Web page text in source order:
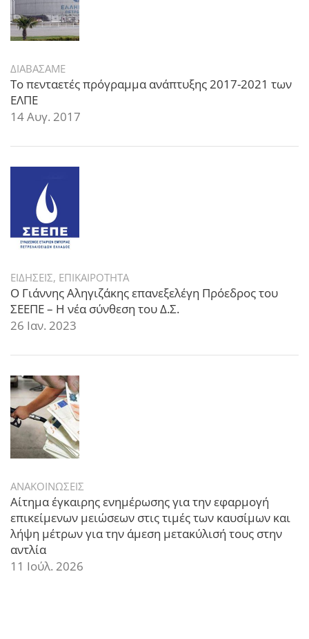
ΔΙΑΒΑΣΑΜΕ
Το πενταετές πρόγραμμα ανάπτυξης 2017-2021 των
ΕΛΠΕ
14 Αυγ. 2017
ΕΙΔΗΣΕΙΣ, ΕΠΙΚΑΙΡΟΤΗΤΑ
Ο Γιάννης Αληγιζάκης επανεξελέγη Πρόεδρος του
ΣΕΕΠΕ – Η νέα σύνθεση του Δ.Σ.
26 Ιαν. 2023
ΑΝΑΚΟΙΝΩΣΕΙΣ
Αίτημα έγκαιρης ενημέρωσης για την εφαρμογή
επικείμενων μειώσεων στις τιμές των καυσίμων και
λήψη μέτρων για την άμεση μετακύλισή τους στην
αντλία
11 Ιούλ. 2026